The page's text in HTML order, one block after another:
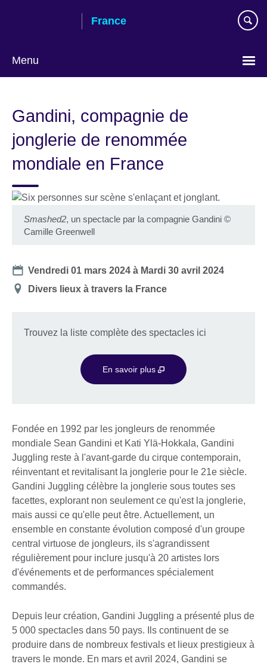
France
Menu
language
Gandini, compagnie de
jonglerie de renommée
mondiale en France
Smashed2, un spectacle par la compagnie Gandini ©
Camille Greenwell
Date
Vendredi 01 mars 2024 à Mardi 30 avril 2024
Lieu
Divers lieux à travers la France
Trouvez la liste complète des spectacles ici
En savoir plus
Fondée en 1992 par les jongleurs de renommée
mondiale Sean Gandini et Kati Ylä-Hokkala, Gandini
Juggling reste à l'avant-garde du cirque contemporain,
réinventant et revitalisant la jonglerie pour le 21e siècle.
Gandini Juggling célèbre la jonglerie sous toutes ses
facettes, explorant non seulement ce qu'est la jonglerie,
mais aussi ce qu'elle peut être. Actuellement, un
ensemble en constante évolution composé d'un groupe
central virtuose de jongleurs, ils s'agrandissent
régulièrement pour inclure jusqu'à 20 artistes lors
d'événements et de performances spécialement
commandés.
Depuis leur création, Gandini Juggling a présenté plus de
5 000 spectacles dans 50 pays. Ils continuent de se
produire dans de nombreux festivals et lieux prestigieux à
travers le monde. En mars et avril 2024, Gandini se